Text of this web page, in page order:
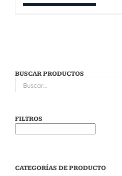
BUSCAR PRODUCTOS
FILTROS
CATEGORÍAS DE PRODUCTO